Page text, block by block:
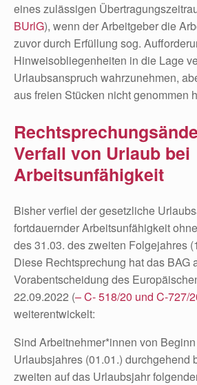
eines zulässigen
BUrlG), wenn der Arbeitgeber die
zuvor durch Erfüllung sog.
Hinweisobliegenheiten in die Lage
Urlaubsanspruch wahrzunehmen,
aus freien Stücken nicht genommen
Verfall von Urlaub bei
Arbeitsunfähigkeit
Bisher verfiel der gesetzliche
fortdauernder Arbeitsunfähigkeit
des 31.03. des zweiten Folgejahres
Diese Rechtsprechung hat das BAG
Vorabentscheidung des
22.09.2022 (– C- 518/20 und C-727/
weiterentwickelt:
Sind Arbeitnehmer*innen von
Urlaubsjahres (01.01.) durchgehend
zweiten auf das Urlaubsjahr